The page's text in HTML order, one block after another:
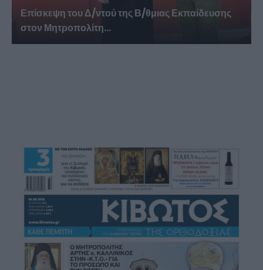
Επίσκεψη του Δ/ντού της Β/θμιας Εκπαίδευσης
στον Μητροπολίτη...